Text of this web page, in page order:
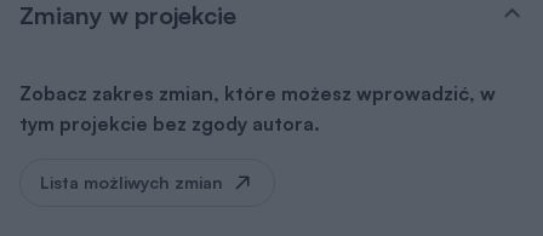
Zmiany w projekcie
Zobacz zakres zmian, które możesz wprowadzić, w
tym projekcie bez zgody autora.
Lista możliwych zmian